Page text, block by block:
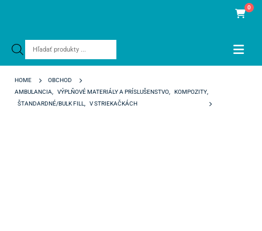
Products
0
HOME
OBCHOD
AMBULANCIA
VÝPLŇOVÉ MATERIÁLY A PRÍSLUŠENSTVO KOMPOZITY
ŠTANDARDNÉ/BULK FILL
V STRIEKAČKÁCH